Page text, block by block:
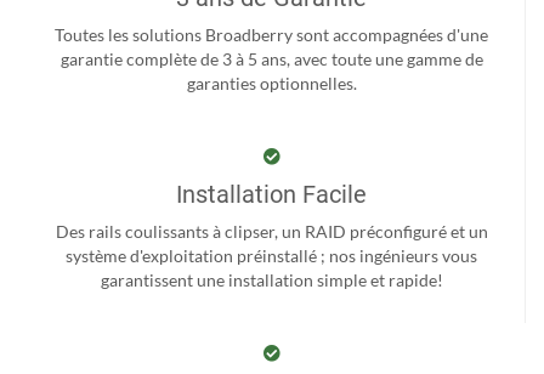
Toutes les solutions Broadberry sont accompagnées d'une
garantie complète de 3 à 5 ans, avec toute une gamme de
garanties optionnelles.
Installation Facile
Des rails coulissants à clipser, un RAID préconfiguré et un
système d'exploitation préinstallé ; nos ingénieurs vous
garantissent une installation simple et rapide!